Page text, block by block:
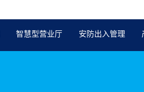
智慧型营业厅 安防出入管理